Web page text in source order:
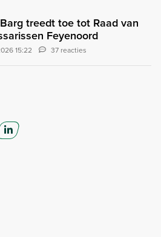
treedt toe tot Raad van
Feyenoord
15:22 37 reacties